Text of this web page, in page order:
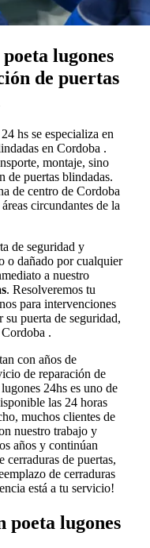
lugones
de puertas
hs se especializa en
en Cordoba .
montaje, sino
de puertas blindadas.
de centro de Cordoba
circundantes de la
de seguridad y
o dañado por cualquier
a nuestro
. Resolveremos tu
para intervenciones
su puerta de seguridad,
.
con años de
de reparación de
24hs es uno de
las 24 horas
muchos clientes de
nuestro trabajo y
años y continúan
cerraduras de puertas,
de cerraduras
está a tu servicio!
lugones